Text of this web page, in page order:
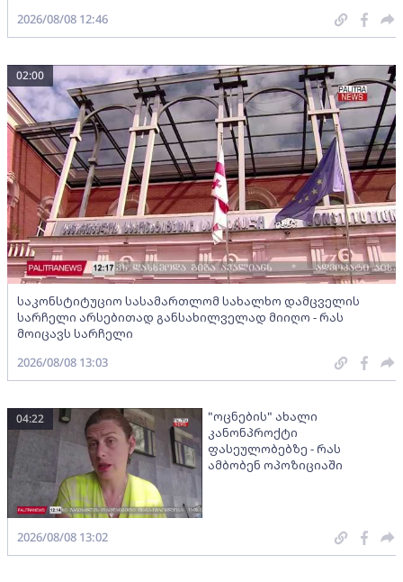
2026/08/08 12:46
საკონსტიტუციო სასამართლომ სახალხო დამცველის
სარჩელი არსებითად განსახილველად მიიღო - რას
მოიცავს სარჩელი
02:00
2026/08/08 13:03
"ოცნების" ახალი
კანონპროქტი
ფასეულობებზე - რას
ამბობენ ოპოზიციაში
04:22
2026/08/08 13:02